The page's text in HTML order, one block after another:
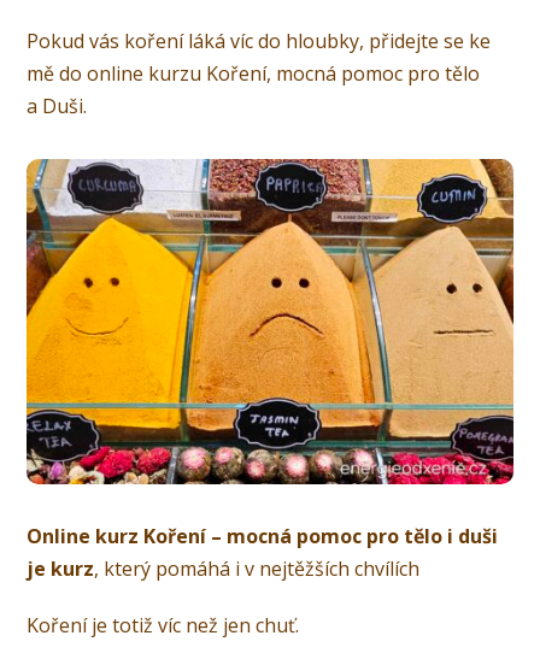
Pokud vás koření láká víc do hloubky, přidejte se ke
mě do online kurzu Koření, mocná pomoc pro tělo
a Duši.
Online kurz Koření – mocná pomoc pro tělo i duši
je kurz, který pomáhá i v nejtěžších chvílích
Koření je totiž víc než jen chuť.